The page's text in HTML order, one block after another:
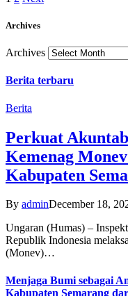
Archives
Archives
Berita terbaru
Berita
Perkuat
Kemenag
Kabupaten
By adminDecember 18,
Ungaran (Humas) –
Republik Indonesia
(Monev)…
Menjaga Bumi sebagai
Kabupaten Semarang